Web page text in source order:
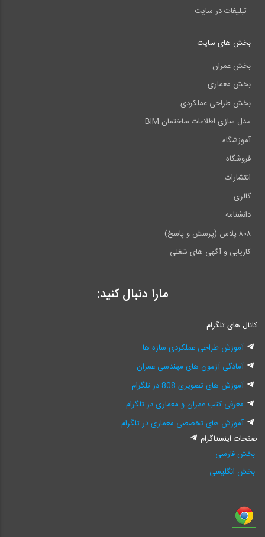
تبلیغات در سایت
بخش های سایت
بخش عمران
بخش معماری
بخش طراحی عملکردی
مدل سازی اطلاعات ساختمان BIM
آموزشگاه
فروشگاه
انتشارات
گالری
دانشنامه
۸۰۸ پلاس (پرسش و پاسخ)
کاریابی و آگهی های شغلی
مارا دنبال کنید:
کانال های تلگرام
آموزش طراحی عملکردی سازه ها
آمادگی آزمون های مهندسی عمران
آموزش های تصویری 808 در تلگرام
معرفی کتب عمران و معماری در تلگرام
آموزش های تخصصی معماری در تلگرام
صفحات اینستاگرام
بخش فارسی
بخش انگلیسی